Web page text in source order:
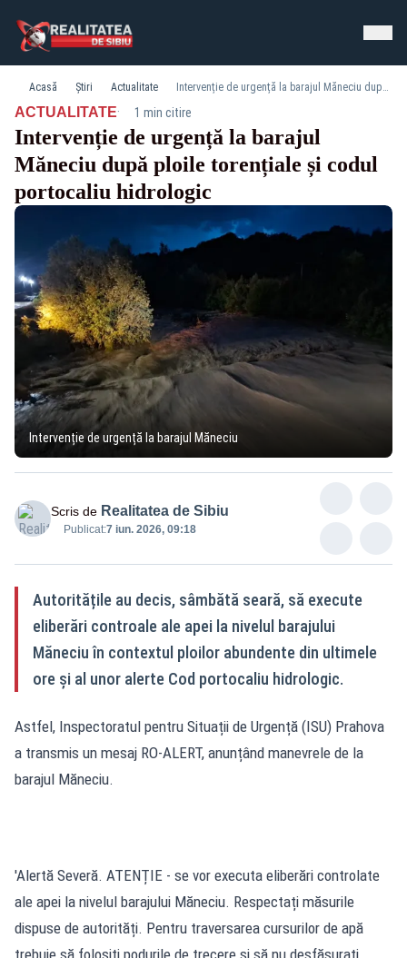
Acasă Știri Actualitate Intervenție de urgență la barajul Măneciu după ploile torențiale și codul portocaliu hidrologic
ACTUALITATE· 1 min citire
Intervenție de urgență la barajul
Măneciu după ploile torențiale și codul
portocaliu hidrologic
Intervenție de urgență la barajul Măneciu
Scris de Realitatea de Sibiu
Publicat:7 iun. 2026, 09:18
Autoritățile au decis, sâmbătă seară, să execute
eliberări controale ale apei la nivelul barajului
Măneciu în contextul ploilor abundente din ultimele
ore și al unor alerte Cod portocaliu hidrologic.
Astfel, Inspectoratul pentru Situații de Urgență (ISU) Prahova
a transmis un mesaj RO-ALERT, anunțând manevrele de la
barajul Măneciu.
'Alertă Severă. ATENȚIE - se vor executa eliberări controlate
ale apei la nivelul barajului Măneciu. Respectați măsurile
dispuse de autorități. Pentru traversarea cursurilor de apă
trebuie să folosiți podurile de trecere și să nu desfășurați